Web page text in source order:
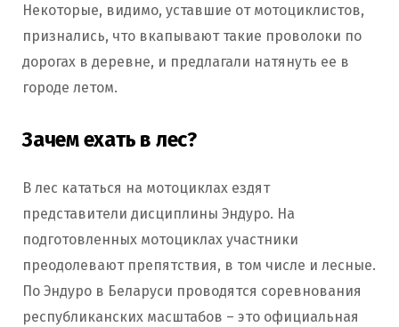
Некоторые, видимо, уставшие от мотоциклистов,
признались, что вкапывают такие проволоки по
дорогах в деревне, и предлагали натянуть ее в
городе летом.
Зачем ехать в лес?
В лес кататься на мотоциклах ездят
представители дисциплины Эндуро. На
подготовленных мотоциклах участники
преодолевают препятствия, в том числе и лесные.
По Эндуро в Беларуси проводятся соревнования
республиканских масштабов – это официальная